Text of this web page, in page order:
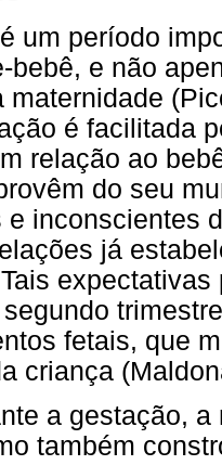
um período
bebê, e não
maternidade
é facilitada
relação ao
do seu
e inconscientes
já
fetais, que
criança
a gestação,
também